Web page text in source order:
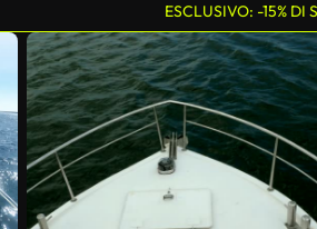
ESCLUSIVO: -15% DI